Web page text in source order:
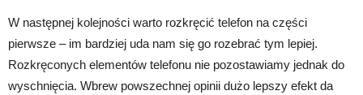
W następnej kolejności warto rozkręcić telefon na części
pierwsze – im bardziej uda nam się go rozebrać tym lepiej.
Rozkręconych elementów telefonu nie pozostawiamy jednak do
wyschnięcia. Wbrew powszechnej opinii dużo lepszy efekt da